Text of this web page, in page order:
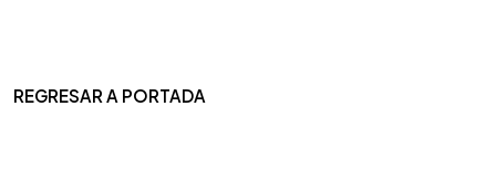
REGRESAR A PORTADA